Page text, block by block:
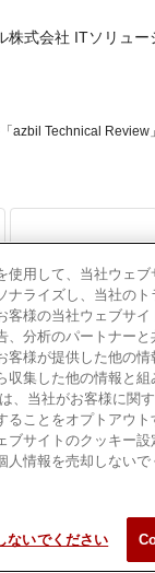
式会社 ITソリュー
azbil Technical Review
azbil Technical
Review 一覧
（2018年4月）
使用して、当社ウェ
ナライズし、当社の
客様の当社ウェブサ
、分析のパートナー
客様が提供した他の
収集した他の情報と
、当社がお客様に関
ることをオプトアウ
ブサイトのクッキー
人情報を売却しないで
ないでください